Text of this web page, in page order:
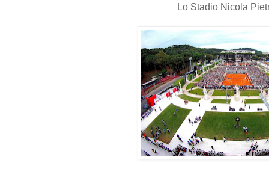
Lo Stadio Nicola